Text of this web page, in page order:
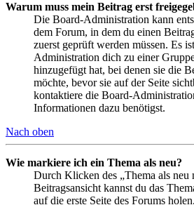
Warum muss mein Beitrag erst
Die Board-Administration kann
dem Forum, in dem du einen
zuerst geprüft werden müssen. Es
Administration dich zu einer
hinzugefügt hat, bei denen sie die
möchte, bevor sie auf der Seite
kontaktiere die Board-
Informationen dazu benötigst.
Nach oben
Wie markiere ich ein Thema als neu?
Durch Klicken des „Thema als
Beitragsansicht kannst du das
auf die erste Seite des Forums